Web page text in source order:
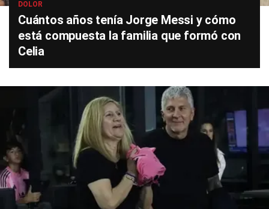
DOLOR
Cuántos años tenía Jorge Messi y cómo
está compuesta la familia que formó con
Celia